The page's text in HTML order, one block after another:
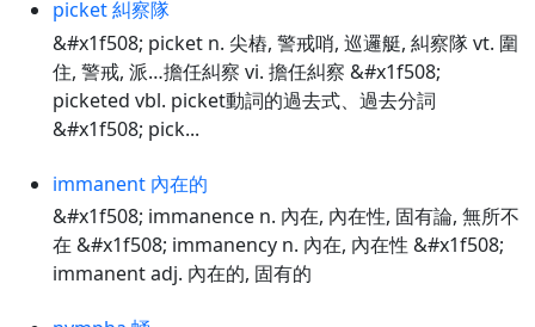
picket 糾察隊
&#x1f508; picket n. 尖樁, 警戒哨, 巡邏艇, 糾察隊 vt. 圍
住, 警戒, 派…擔任糾察 vi. 擔任糾察 &#x1f508;
picketed vbl. picket動詞的過去式、過去分詞
&#x1f508; pick...
immanent 內在的
&#x1f508; immanence n. 內在, 內在性, 固有論, 無所不
在 &#x1f508; immanency n. 內在, 內在性 &#x1f508;
immanent adj. 內在的, 固有的